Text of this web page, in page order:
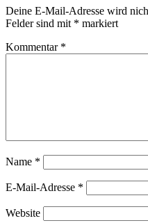
Deine E-Mail-Adresse wird
Felder sind mit * markiert
Kommentar *
Name *
E-Mail-Adresse *
Website